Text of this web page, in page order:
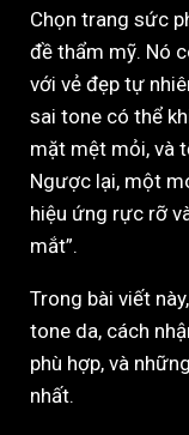
Chọn trang sức
đề thẩm mỹ. Nó
với vẻ đẹp tự
sai tone có thể
mặt mệt mỏi, và
Ngược lại, một
hiệu ứng rực rỡ
mắt”.
Trong bài viết
tone da, cách
phù hợp, và
nhất.